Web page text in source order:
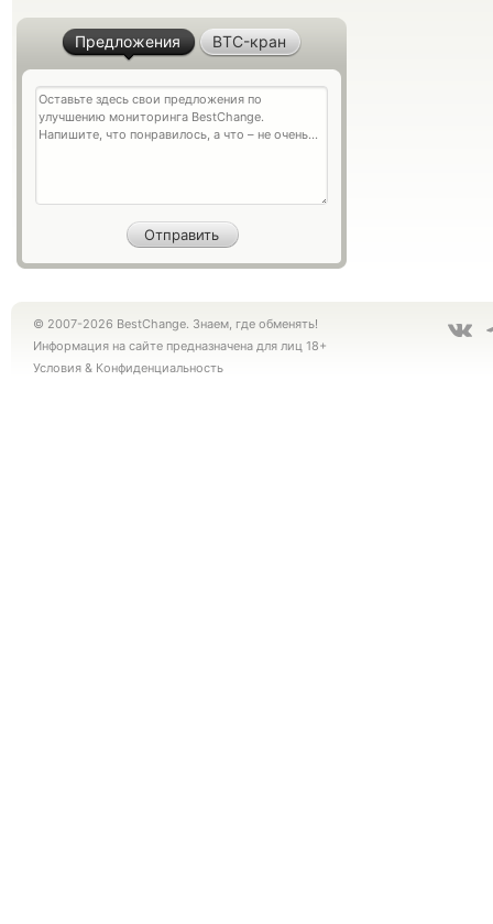
Предложения BTC-кран
© 2007-2026 BestChange. Знаем, где обменять!
Информация на сайте предназначена для лиц 18+
Условия & Конфиденциальность